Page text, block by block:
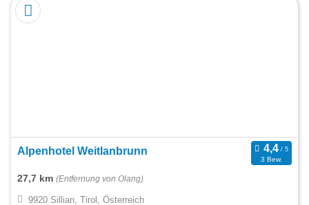
Alpenhotel Weitlanbrunn
3 Bew.
27,7 km (Entfernung von Olang)
9920 Sillian, Tirol, Österreich